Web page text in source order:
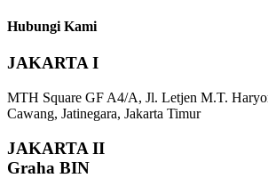
Hubungi Kami
JAKARTA I
MTH Square GF A4/A, Jl. Letjen M.T.
Cawang, Jatinegara, Jakarta Timur
JAKARTA II
Graha BIN